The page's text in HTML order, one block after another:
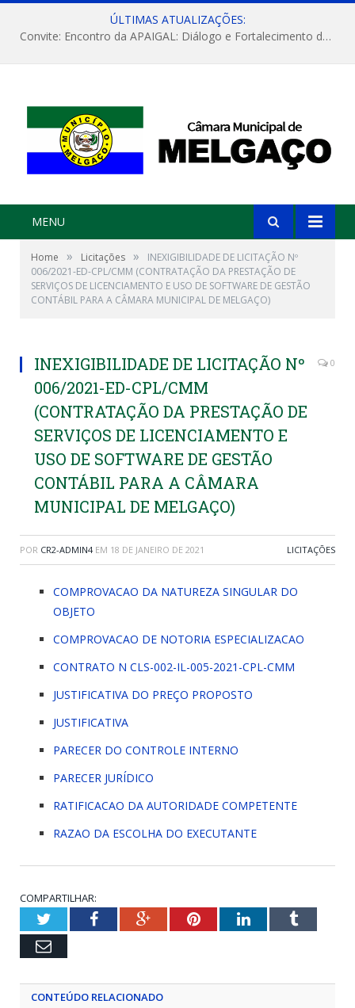
ÚLTIMAS ATUALIZAÇÕES:
Convite: Encontro da APAIGAL: Diálogo e Fortalecimento da Agricultura Familiar
MENU
Home » Licitações »
INEXIGIBILIDADE DE LICITAÇÃO Nº
006/2021-ED-CPL/CMM (CONTRATAÇÃO DA PRESTAÇÃO DE
SERVIÇOS DE LICENCIAMENTO E USO DE SOFTWARE DE GESTÃO
CONTÁBIL PARA A CÂMARA MUNICIPAL DE MELGAÇO)
INEXIGIBILIDADE DE LICITAÇÃO Nº
006/2021-ED-CPL/CMM
(CONTRATAÇÃO DA PRESTAÇÃO DE
SERVIÇOS DE LICENCIAMENTO E
USO DE SOFTWARE DE GESTÃO
CONTÁBIL PARA A CÂMARA
MUNICIPAL DE MELGAÇO)
0
POR CR2-ADMIN4 EM 18 DE JANEIRO DE 2021 LICITAÇÕES
COMPROVACAO DA NATUREZA SINGULAR DO
OBJETO
COMPROVACAO DE NOTORIA ESPECIALIZACAO
CONTRATO N CLS-002-IL-005-2021-CPL-CMM
JUSTIFICATIVA DO PREÇO PROPOSTO
JUSTIFICATIVA
PARECER DO CONTROLE INTERNO
PARECER JURÍDICO
RATIFICACAO DA AUTORIDADE COMPETENTE
RAZAO DA ESCOLHA DO EXECUTANTE
COMPARTILHAR:
TwitterFacebookGoogle+PinterestLinkedInTumblr
Email
CONTEÚDO RELACIONADO